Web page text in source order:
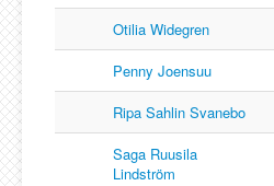
Otilia Widegren
Penny Joensuu
Ripa Sahlin Svanebo
Saga Ruusila
Lindström